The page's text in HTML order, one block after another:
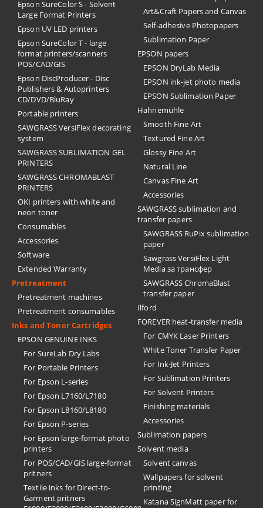
Epson SureColor S - Solvent
Large Format Printers
Epson UV LED printers
Epson SureColor T - large
format printers/scanners
POS/CAD/GIS
Epson DiscProducer - Disc
Publishers & Autoprinters
CD/DVD/BluRay
Portable printers
SAWGRASS VersiFlex decorating
system
SAWGRASS SUBLIMATION GEL
PRINTERS
SAWGRASS CHROMABLAST
PRINTERS
OKI printers with white and
neon toner
Consumables
Accessories
Software
Extended Warranty
Pretreatment
Pretreatment machines
Pretreatment consumables
Inks and Toner Cartridges
EPSON GENUINE INKS
For SureLab Dry Labs
For Portable Printers
For Epson L-series
For Epson L7160/L7180
For Epson L8160/L8180
For Epson P-series
For Epson large-format photo
printers
For POS/CAD/GIS large-format
pritners
Textile inks for Direct-to-
Garment pritners
Art&Craft Papers and Canvas
Self-adhesive Photopapers
Sublimation Paper
EPSON papers
EPSON DryLab Media
EPSON ink-jet photo media
EPSON Sublimation Paper
Hahnemühle
Smooth Fine Art
Textured Fine Art
Glossy Fine Art
Natural Line
Canvas Fine Art
Accessories
SAWGRASS sublimation and
transfer papers
SAWGRASS RuPix sublimation
paper
Sawgrass VersiFlex Light
Media за трансфер
SAWGRASS ChromaBlast
transfer paper
Ilford
FOREVER heat-transfer media
For CMYK Laser Printers
White Toner Transfer Paper
For Ink-Jet Printers
For Sublimation Printers
For Solvent Printers
Finishing materials
Accessories
Sublimation papers
Solvent media
Solvent canvas
Wallpapers for solvent
printing
Katana SignMatt paper for